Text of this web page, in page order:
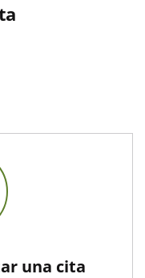
una cita